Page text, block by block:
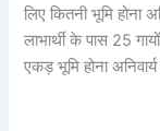
लिए कितनी भूमि होना
लाभार्थी के पास 25
एकड़ भूमि होना